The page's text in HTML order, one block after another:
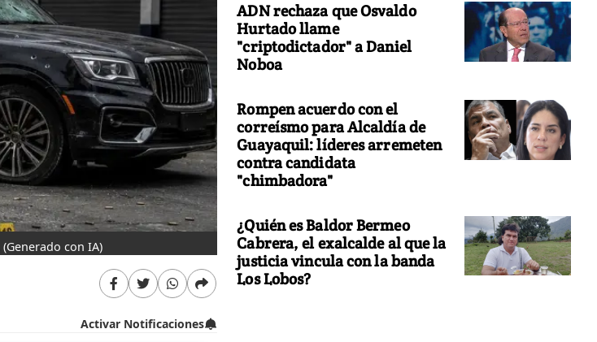
(Generado con IA)
Activar Notificaciones
ADN rechaza que Osvaldo
Hurtado llame
"criptodictador" a Daniel
Noboa
Rompen acuerdo con el
correísmo para Alcaldía de
Guayaquil: líderes arremeten
contra candidata
"chimbadora"
¿Quién es Baldor Bermeo
Cabrera, el exalcalde al que la
justicia vincula con la banda
Los Lobos?